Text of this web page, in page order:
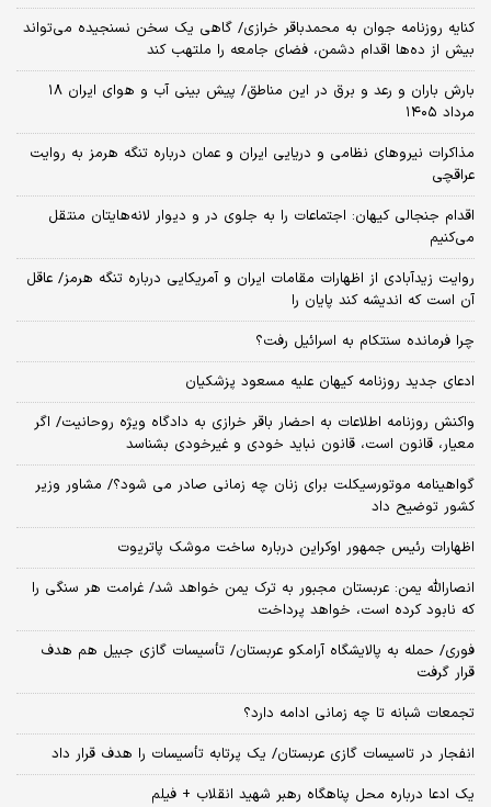
کنایه روزنامه جوان به محمدباقر خرازی/ گاهی یک سخن نسنجیده می‌تواند
بیش از ده‌ها اقدام دشمن، فضای جامعه را ملتهب کند
بارش باران و رعد و برق در این مناطق/ پیش بینی آب و هوای ایران ۱۸
مرداد ۱۴۰۵
مذاکرات نیروهای نظامی و دریایی ایران و عمان درباره تنگه هرمز به روایت
عراقچی
اقدام جنجالی کیهان: اجتماعات را به جلوی در و دیوار لانه‌هایتان منتقل
می‌کنیم
روایت زیدآبادی از اظهارات مقامات ایران و آمریکایی درباره تنگه هرمز/ عاقل
آن است که اندیشه کند پایان را
چرا فرمانده سنتکام به اسرائیل رفت؟
ادعای جدید روزنامه کیهان علیه مسعود پزشکیان
واکنش روزنامه اطلاعات به احضار باقر خرازی به دادگاه ویژه روحانیت/ اگر
معیار، قانون است، قانون نباید خودی و غیرخودی بشناسد
گواهینامه موتورسیکلت برای زنان چه زمانی صادر می شود؟/ مشاور وزیر
کشور توضیح داد
اظهارات رئیس جمهور اوکراین درباره ساخت موشک پاتریوت
انصارالله یمن: عربستان مجبور به ترک یمن خواهد شد/ غرامت هر سنگی را
که نابود کرده است، خواهد پرداخت
فوری/ حمله به پالایشگاه آرامکو عربستان/ تأسیسات گازی جبیل هم هدف
قرار گرفت
تجمعات شبانه تا چه زمانی ادامه دارد؟
انفجار در تاسیسات گازی عربستان/ یک پرتابه تأسیسات را هدف قرار داد
یک ادعا درباره محل پناهگاه‌ رهبر شهید انقلاب + فیلم